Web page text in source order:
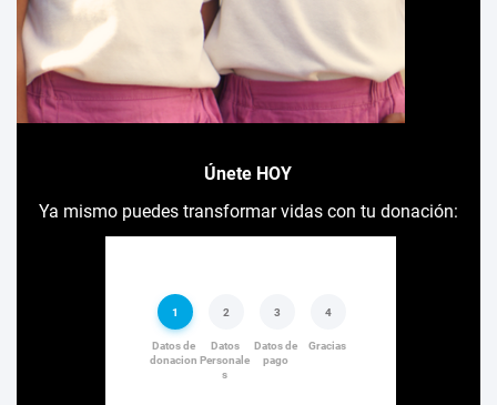
Únete HOY
Ya mismo puedes transformar vidas con tu donación: